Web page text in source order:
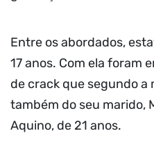
Entre os abordados,
17 anos. Com ela foram
de crack que segundo a
também do seu marido,
Aquino, de 21 anos.